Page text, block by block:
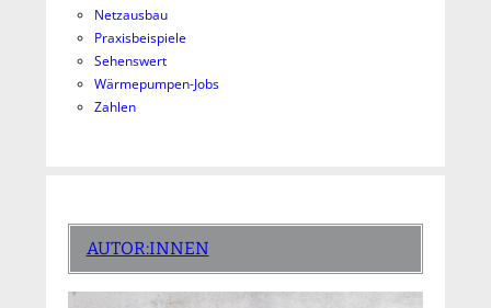
Netzausbau
Praxisbeispiele
Sehenswert
Wärmepumpen-Jobs
Zahlen
AUTOR:INNEN